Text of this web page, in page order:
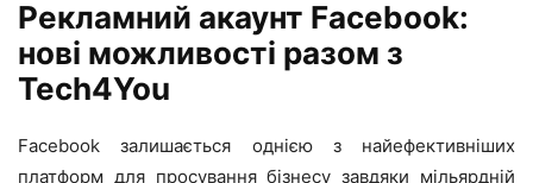
Рекламний акаунт Facebook:
нові можливості разом з
Tech4You
Facebook залишається однією з найефективніших
платформ для просування бізнесу завдяки мільярдній